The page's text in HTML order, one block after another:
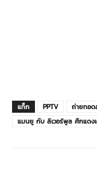
แท็ก PPTV ถ่ายทอด
แมนยู กับ ลิเวอร์พูล ศึกแดง